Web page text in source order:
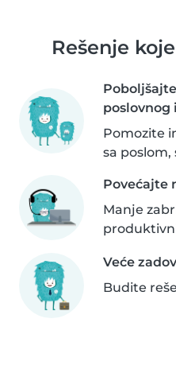
Rešenje
poslovnog
Pomozite
sa
Povećajte
Manje
Veće
Budite